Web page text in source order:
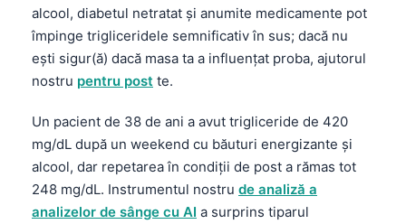
alcool, diabetul netratat și anumite medicamente pot
împinge trigliceridele semnificativ în sus; dacă nu
ești sigur(ă) dacă masa ta a influențat proba, ajutorul
nostru pentru post te.
Un pacient de 38 de ani a avut trigliceride de 420
mg/dL după un weekend cu băuturi energizante și
alcool, dar repetarea în condiții de post a rămas tot
248 mg/dL. Instrumentul nostru de analiză a
analizelor de sânge cu AI a surprins tiparul